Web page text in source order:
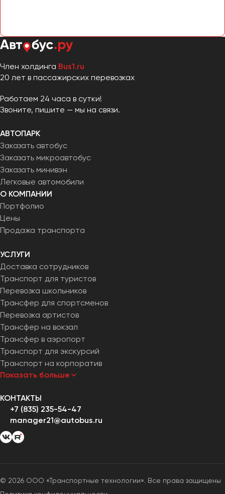
Член холдинга Bus1.ru
20 лет в пассажирских перевозках
Работаем 24 часа в сутки!
Звоните, пишите — мы на связи.
АВТОПАРК
Заказать автобус
Заказать микроавтобус
Заказать минивэн
Легковые автомобили
О КОМПАНИИ
Портфолио
Цены
Продажа транспорта
УСЛУГИ
Доставка сотрудников
Транспорт для туристов
Перевозка школьников
Трансфер для спортсменов
Перевозка артистов
Трансфер на вокзал
Трансфер в аэропорт
Транспорт для экскурсий
Транспорт на корпоратив
Показать больше
КОНТАКТЫ
+7 (835) 235-54-47
manager21@autobus.ru
© 2026 ООО «Транспортные технологии». Все права защищены